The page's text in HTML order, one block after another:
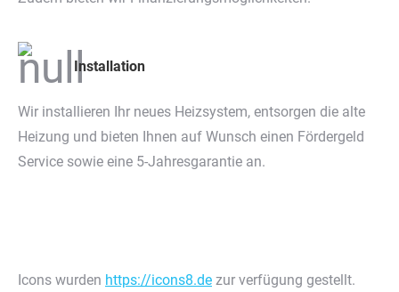
Installation
Wir installieren Ihr neues Heizsystem, entsorgen die alte
Heizung und bieten Ihnen auf Wunsch einen Fördergeld
Service sowie eine 5-Jahresgarantie an.
Icons wurden https://icons8.de zur verfügung gestellt.